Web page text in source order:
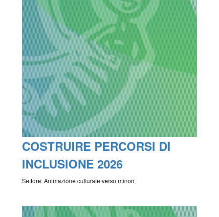
COSTRUIRE PERCORSI DI
INCLUSIONE 2026
Settore: Animazione culturale verso minori